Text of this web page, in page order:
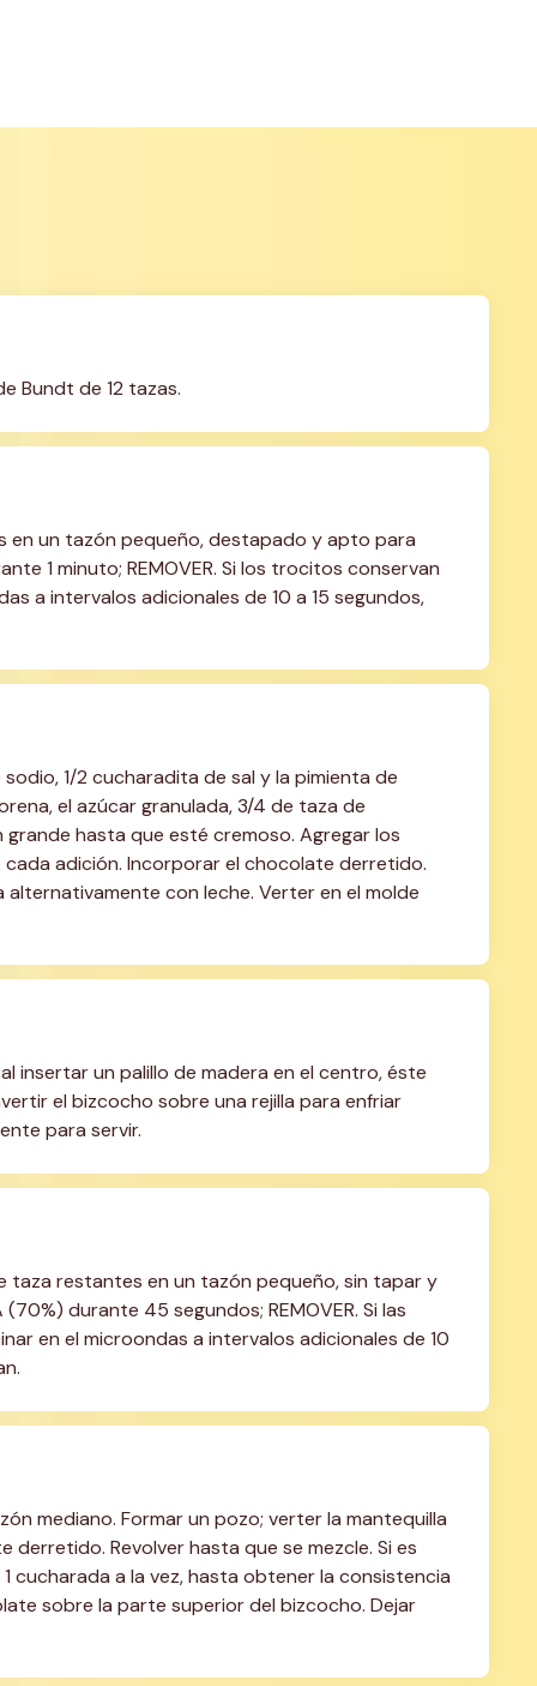
Bundt de 12 tazas.
en un tazón pequeño, destapado y apto para
1 minuto; REMOVER. Si los trocitos conservan
a intervalos adicionales de 10 a 15 segundos,
1/2 cucharadita de sal y la pimienta de
el azúcar granulada, 3/4 de taza de
hasta que esté cremoso. Agregar los
adición. Incorporar el chocolate derretido.
con leche. Verter en el molde
insertar un palillo de madera en el centro, éste
el bizcocho sobre una rejilla para enfriar
para servir.
taza restantes en un tazón pequeño, sin tapar y
durante 45 segundos; REMOVER. Si las
en el microondas a intervalos adicionales de 10
mediano. Formar un pozo; verter la mantequilla
Revolver hasta que se mezcle. Si es
cucharada a la vez, hasta obtener la consistencia
sobre la parte superior del bizcocho. Dejar